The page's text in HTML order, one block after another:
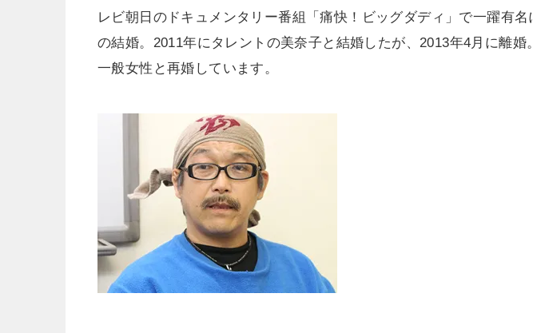
レビ朝日のドキュメンタリー番組「痛快！ビッグダディ」で一躍有
の結婚。2011年にタレントの美奈子と結婚したが、2013年4月に離婚
一般女性と再婚しています。